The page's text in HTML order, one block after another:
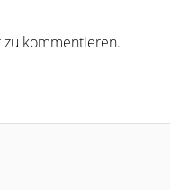
zu kommentieren.